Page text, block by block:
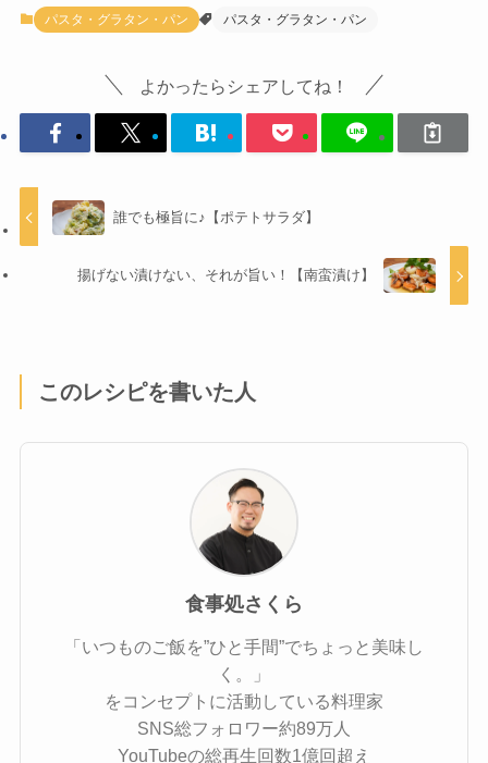
パスタ・グラタン・パン パスタ・グラタン・パン
よかったらシェアしてね！
誰でも極旨に♪【ポテトサラダ】
揚げない漬けない、それが旨い！【南蛮漬け】
このレシピを書いた人
食事処さくら
「いつものご飯を”ひと手間”でちょっと美味し
く。」
をコンセプトに活動している料理家
SNS総フォロワー約89万人
YouTubeの総再生回数1億回超え